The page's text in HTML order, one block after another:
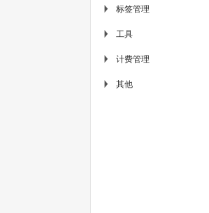
▶ 标签管理
▶ 工具
▶ 计费管理
▶ 其他